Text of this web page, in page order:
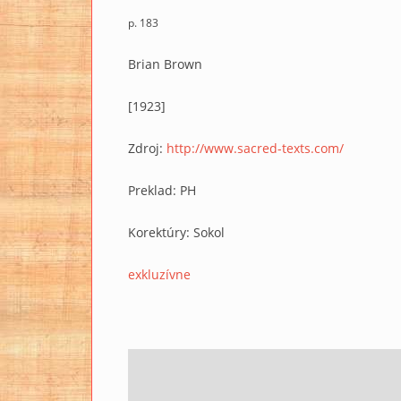
p. 183
Brian Brown
[1923]
Zdroj: http://www.sacred-texts.com/
Preklad: PH
Korektúry: Sokol
exkluzívne